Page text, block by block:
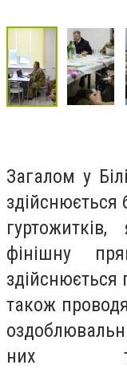
Загалом у
здійснюється
фінішну
здійснюється
також
них